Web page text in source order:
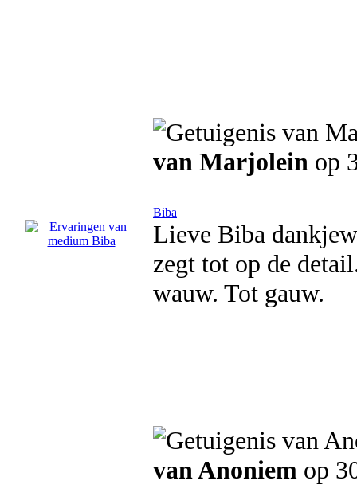
van Marjolein op
Biba
Lieve Biba
zegt tot op de
wauw. Tot gauw.
van Anoniem op